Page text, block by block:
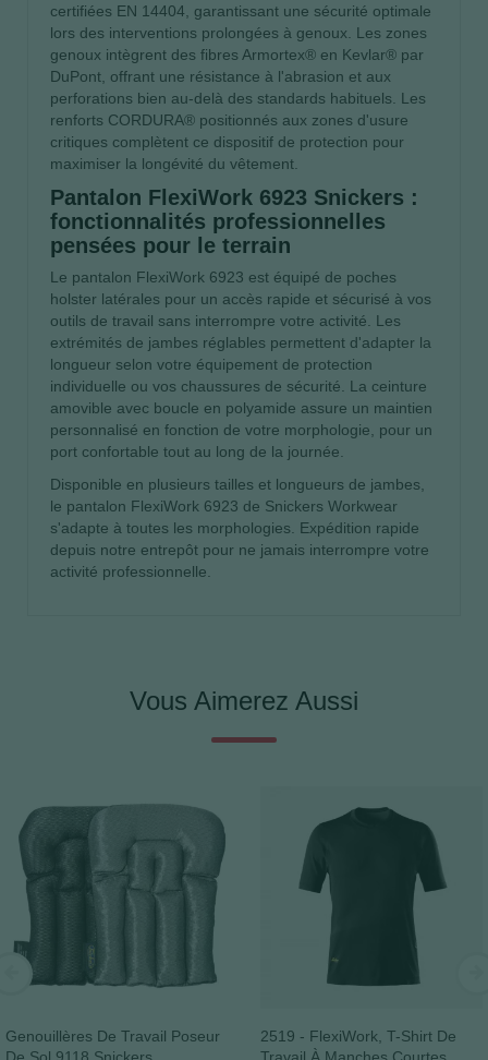
certifiées EN 14404, garantissant une sécurité optimale
lors des interventions prolongées à genoux. Les zones
genoux intègrent des fibres Armortex® en Kevlar® par
DuPont, offrant une résistance à l'abrasion et aux
perforations bien au-delà des standards habituels. Les
renforts CORDURA® positionnés aux zones d'usure
critiques complètent ce dispositif de protection pour
maximiser la longévité du vêtement.
Pantalon FlexiWork 6923 Snickers :
fonctionnalités professionnelles
pensées pour le terrain
Le pantalon FlexiWork 6923 est équipé de poches
holster latérales pour un accès rapide et sécurisé à vos
outils de travail sans interrompre votre activité. Les
extrémités de jambes réglables permettent d'adapter la
longueur selon votre équipement de protection
individuelle ou vos chaussures de sécurité. La ceinture
amovible avec boucle en polyamide assure un maintien
personnalisé en fonction de votre morphologie, pour un
port confortable tout au long de la journée.
Disponible en plusieurs tailles et longueurs de jambes,
le pantalon FlexiWork 6923 de Snickers Workwear
s'adapte à toutes les morphologies. Expédition rapide
depuis notre entrepôt pour ne jamais interrompre votre
activité professionnelle.
Vous Aimerez Aussi
Genouillères De Travail Poseur
De Sol 9118 Snickers
2519 - FlexiWork, T-Shirt De
Travail À Manches Courtes